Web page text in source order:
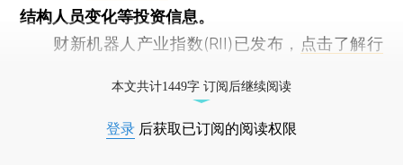
结构人员变化等投资信息。
财新机器人产业指数(RII)已发布， 点击了解行
本文共计1449字 订阅后继续阅读
登录 后获取已订阅的阅读权限